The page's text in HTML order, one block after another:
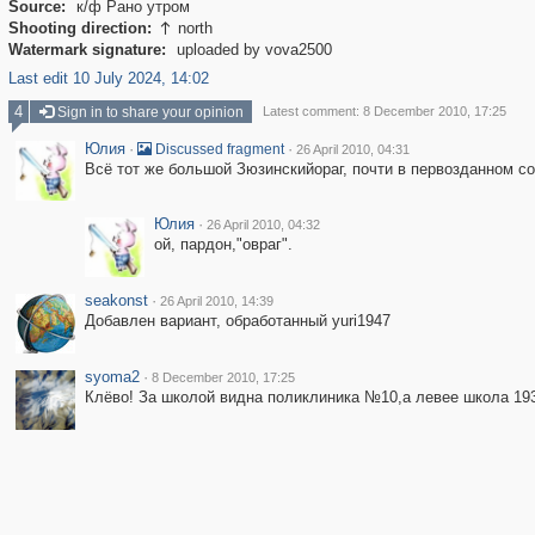
Source:
к/ф Рано утром
Shooting direction:  north
Watermark signature:
uploaded by vova2500
Last edit 10 July 2024, 14:02
4 Sign in to share your opinion Latest comment: 8 December 2010, 17:25
Юлия · Discussed fragment · 26 April 2010, 04:31
Всё тот же большой Зюзинскийораг, почти в первозданном
Юлия · 26 April 2010, 04:32
ой, пардон,"овраг".
seakonst · 26 April 2010, 14:39
Добавлен вариант, обработанный yuri1947
syoma2 · 8 December 2010, 17:25
Клёво! За школой видна поликлиника №10,а левее школа